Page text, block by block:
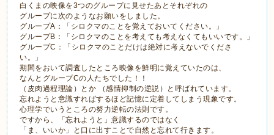
白くまの映像を3つのグループに見せたあとそれぞれの
グループに次のようなお願いをしました。
グループA：「シロクマのことを覚えておいてください。」
グループB：「シロクマのことを考えても考えなくてもいいです。」
グループC：「シロクマのことだけは絶対に考えないでくださ
い。」
期間をおいて調査したところ映像を鮮明に覚えていたのは、
なんとグループCの人たちでした！！
（皮肉過程理論）とか （感情抑制の逆説）と呼ばれています。
忘れようと意識すればするほど記憶に定着してしまう現象です。
心理学でいうところの努力逆転の法則です。
ですから、「忘れようと」意識するのではなく
「ま、いいか」と口に出すことで自然と忘れて行きます。